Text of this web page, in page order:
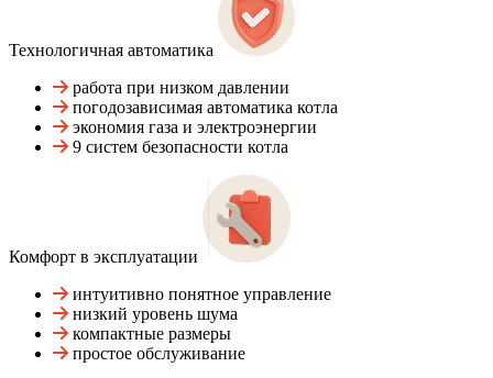
Технологичная автоматика
работа при низком давлении
погодозависимая автоматика котла
экономия газа и электроэнергии
9 систем безопасности котла
Комфорт в эксплуатации
интуитивно понятное управление
низкий уровень шума
компактные размеры
простое обслуживание